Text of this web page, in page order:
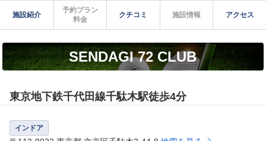
施設紹介
予約プラン
料金
クチコミ 施設情報 アクセス
SENDAGI 72 CLUB
東京地下鉄千代田線千駄木駅徒歩4分
インドア